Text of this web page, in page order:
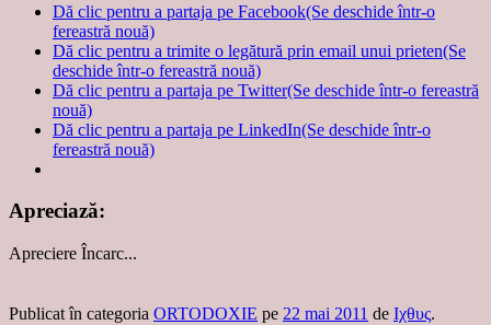
Dă clic pentru a partaja pe Facebook(Se deschide într-o
fereastră nouă)
Dă clic pentru a trimite o legătură prin email unui prieten(Se
deschide într-o fereastră nouă)
Dă clic pentru a partaja pe Twitter(Se deschide într-o fereastră
nouă)
Dă clic pentru a partaja pe LinkedIn(Se deschide într-o
fereastră nouă)
Apreciază:
Apreciere Încarc...
Publicat în categoria ORTODOXIE pe 22 mai 2011 de Ιχθυς.